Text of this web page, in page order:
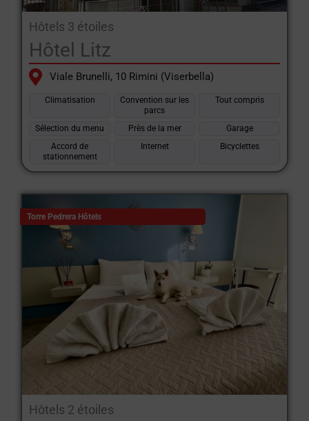
vacances avec specialehotel.com.
Hôtels 3 étoiles
Hôtel Litz
Viale Brunelli, 10 Rimini (Viserbella)
Climatisation
Convention sur les
parcs
Tout compris
Sélection du menu Près de la mer
Garage
Accord de
stationnement
Internet Bicyclettes
Torre Pedrera Hôtels
Hôtels 2 étoiles